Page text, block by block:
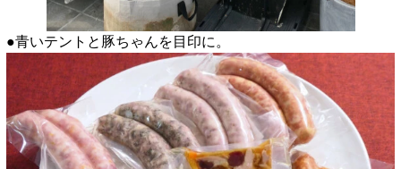
●青いテントと豚ちゃんを目印に。